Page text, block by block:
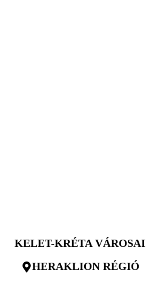
KELET-KRÉTA VÁROSAI
HERAKLION RÉGIÓ